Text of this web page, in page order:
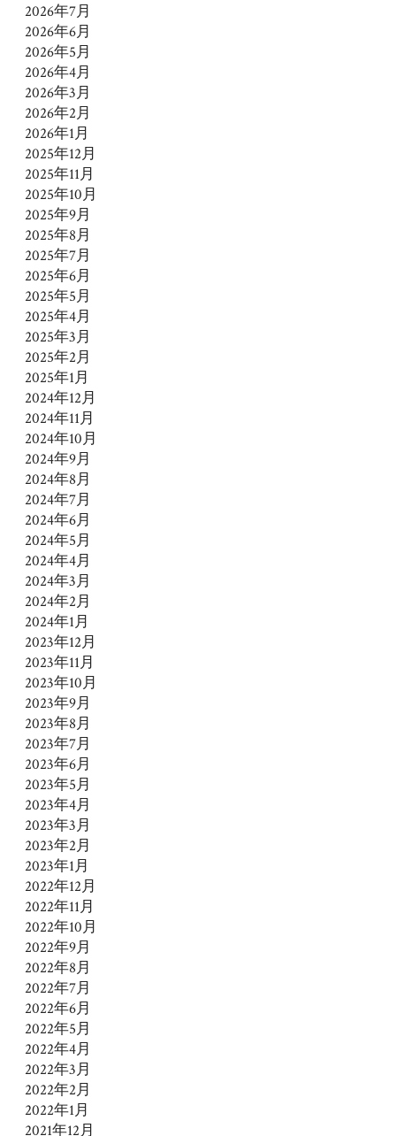
2026年7月
2026年6月
2026年5月
2026年4月
2026年3月
2026年2月
2026年1月
2025年12月
2025年11月
2025年10月
2025年9月
2025年8月
2025年7月
2025年6月
2025年5月
2025年4月
2025年3月
2025年2月
2025年1月
2024年12月
2024年11月
2024年10月
2024年9月
2024年8月
2024年7月
2024年6月
2024年5月
2024年4月
2024年3月
2024年2月
2024年1月
2023年12月
2023年11月
2023年10月
2023年9月
2023年8月
2023年7月
2023年6月
2023年5月
2023年4月
2023年3月
2023年2月
2023年1月
2022年12月
2022年11月
2022年10月
2022年9月
2022年8月
2022年7月
2022年6月
2022年5月
2022年4月
2022年3月
2022年2月
2022年1月
2021年12月